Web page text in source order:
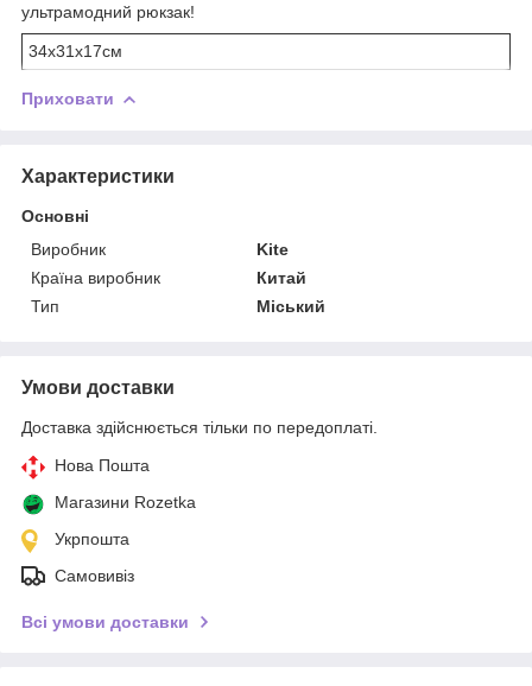
ультрамодний рюкзак!
34х31х17см
Приховати
Характеристики
Основні
Виробник
Kite
Країна виробник
Китай
Тип
Міський
Умови доставки
Доставка здійснюється тільки по передоплаті.
Нова Пошта
Магазини Rozetka
Укрпошта
Самовивіз
Всі умови доставки